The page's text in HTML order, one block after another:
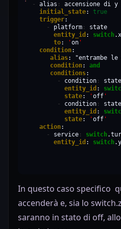
- alias : accensione di y
initial_state:
true
trigger
-
platform :
entity_id : switch
to: 'on '
condition
alias:
"entrambe
condition:
and
conditions
-
condition :
entity_id :
state: 'off '
-
condition :
entity_id :
state: 'off '
action
-
service : switch
entity_id : switch
In questo caso specifico
accenderà e, sia lo
saranno in stato di off,